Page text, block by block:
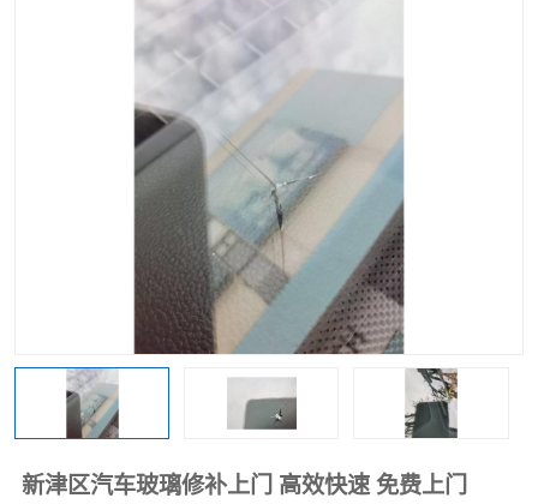
新津区汽车玻璃修补上门 高效快速 免费上门